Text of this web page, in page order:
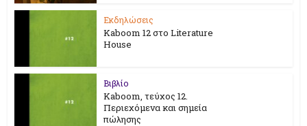
Εκδηλώσεις
Kaboom 12 στο Literature
House
Βιβλίο
Kaboom, τεύχος 12.
Περιεχόμενα και σημεία
πώλησης